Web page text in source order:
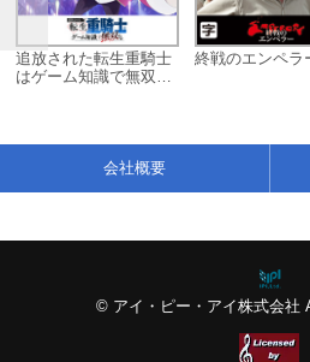
追放された転生重騎士
はゲーム知識で無双す
終戦のエンペラ
© アイ・ピー・アイ株式会社
会社概要